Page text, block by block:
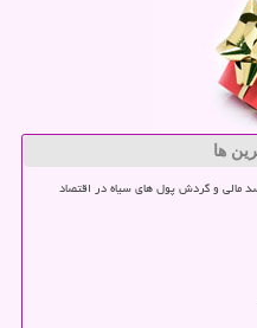
ها
مالی و گردش پول های سیاه در اقتصاد